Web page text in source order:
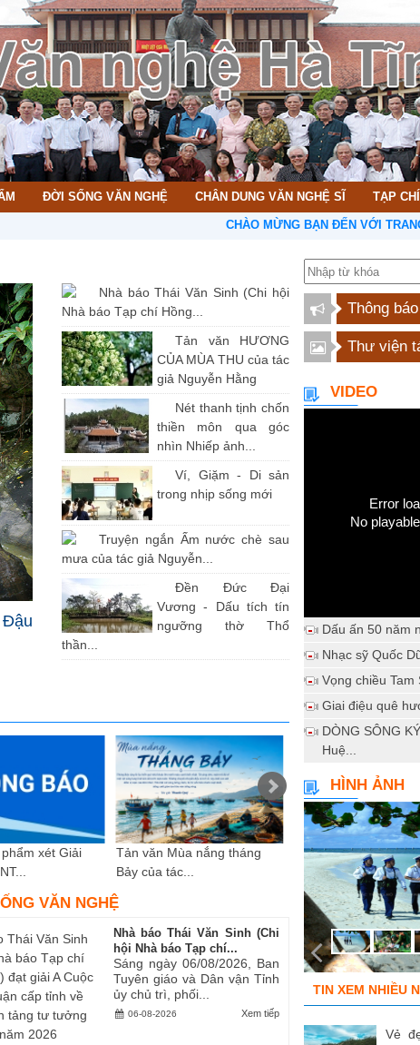
ĐỜI SỐNG VĂN NGHỆ CHÂN DUNG VĂN NGHỆ SĨ TẠP
CHÀO MỪNG BẠN ĐẾN VỚI TRANG
Nhà báo Thái Văn Sinh (Chi hội
Nhà báo Tạp chí Hồng...
Tản văn HƯƠNG
CỦA MÙA THU của tác
giả Nguyễn Hằng
Nét thanh tịnh chốn
thiền môn qua góc
nhìn Nhiếp ảnh...
Ví, Giặm - Di sản
trong nhịp sống mới
Truyện ngắn Ấm nước chè sau
mưa của tác giả Nguyễn...
Đền Đức Đại
Vương - Dấu tích tín
ngưỡng thờ Thổ
thần...
xét Giải
Tản văn Mùa nắng tháng
Bảy của tác...
Chùm ảnh “Kéo lưới
của NSNA...
VĂN NGHỆ
Nhà báo Thái Văn Sinh (Chi
hội Nhà báo Tạp chí...
Sáng ngày 06/08/2026, Ban
Tuyên giáo và Dân vận Tỉnh
ủy chủ trì, phối...
Xem tiếp
06-08-2026
Thông báo
Thư viện
VIDEO
Error
No
Dấu ấn 50 năm
Nhạc sỹ Quốc
Vọng chiều Tam
Giai điệu quê
DÒNG SÔNG
Huệ...
HÌNH ẢNH
TIN XEM NHIỀU
Vẻ